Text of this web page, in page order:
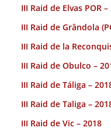
III Raid de Elvas POR –
III Raid de Grândola
III Raid de la
III Raid de Obulco –
III Raid de Táliga –
III Raid de Taliga –
III Raid de Vic – 2018